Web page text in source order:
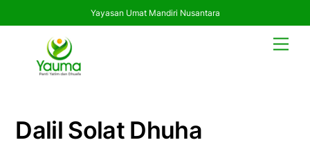
Yayasan Umat Mandiri Nusantara
Dalil Solat Dhuha